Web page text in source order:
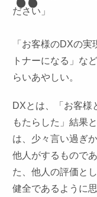
ださい」
「お客様のDXの
トナーになる」な
らいあやしい。
DXとは、「お客様
もたらした」結果
は、少々言い過ぎ
他人がするもので
た、他人の評価と
健全であるように思